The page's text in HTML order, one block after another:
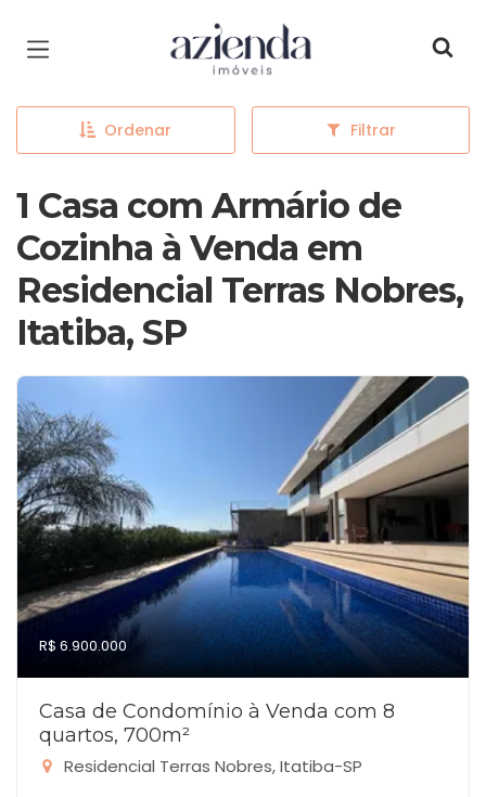
Página inicial
Ordenar Filtrar
1 Casa com Armário de
Cozinha à Venda em
Residencial Terras Nobres,
Itatiba, SP
R$ 6.900.000
Casa de Condomínio à Venda com 8
quartos, 700m²
Residencial Terras Nobres, Itatiba-SP